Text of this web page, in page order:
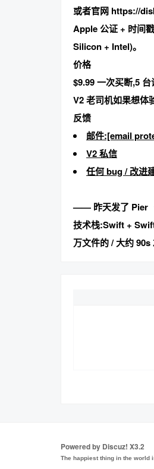
或者官网 https://
Apple 公证 + 时间
Silicon + Intel)。
价格
$9.99 一次买断,5 台
V2 老司机如果想体
反馈
邮件:[email
V2 私信
任何 bug / 改进
—— 昨天发了 Pier（
技术栈:Swift +
万文件的 / 大约 90s
Powered by Discuz! X3.2
The happiest thing in the world